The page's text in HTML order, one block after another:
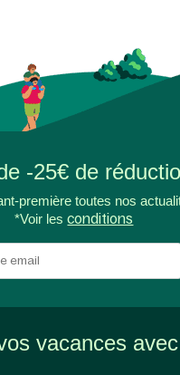
-25€ de
première toutes nos
*Voir lesconditions
vacances